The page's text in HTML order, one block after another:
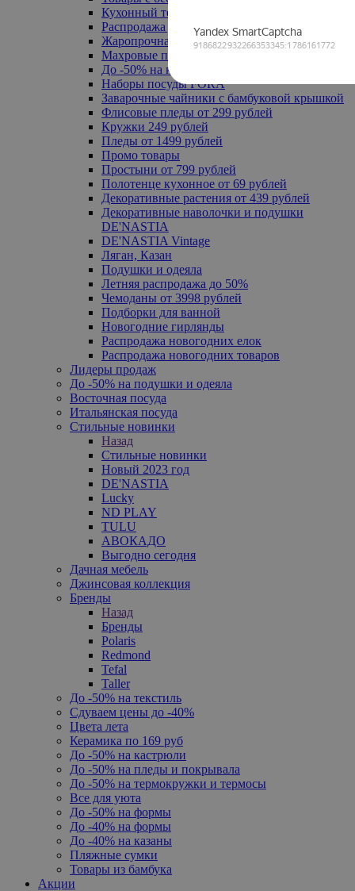
Кухонный текстиль
Распродажа до -50%
Жаропрочная посуда
Махровые полотенца
До -50% на ковры
Наборы посуды FORA
Заварочные чайники с бамбуковой крышкой
Флисовые пледы от 299 рублей
Кружки 249 рублей
Пледы от 1499 рублей
Промо товары
Простыни от 799 рублей
Полотенце кухонное от 69 рублей
Декоративные растения от 439 рублей
Декоративные наволочки и подушки
DE'NASTIA
DE'NASTIA Vintage
Ляган, Казан
Подушки и одеяла
Летняя распродажа до 50%
Чемоданы от 3998 рублей
Подборки для ванной
Новогодние гирлянды
Распродажа новогодних елок
Распродажа новогодних товаров
Лидеры продаж
До -50% на подушки и одеяла
Восточная посуда
Итальянская посуда
Стильные новинки
Назад
Стильные новинки
Новый 2023 год
DE'NASTIA
Lucky
ND PLAY
TULU
АВОКАДО
Выгодно сегодня
Дачная мебель
Джинсовая коллекция
Бренды
Назад
Бренды
Polaris
Redmond
Tefal
Taller
До -50% на текстиль
Сдуваем цены до -40%
Цвета лета
Керамика по 169 руб
До -50% на кастрюли
До -50% на пледы и покрывала
До -50% на термокружки и термосы
Все для уюта
До -50% на формы
До -40% на формы
До -40% на казаны
Пляжные сумки
Товары из бамбука
Акции